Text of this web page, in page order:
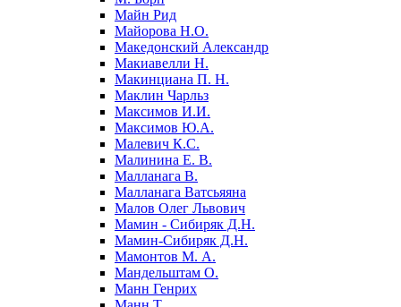
Майн Рид
Майорова Н.О.
Македонский Александр
Макиавелли Н.
Макинциана П. Н.
Маклин Чарльз
Максимов И.И.
Максимов Ю.А.
Малевич К.С.
Малинина Е. В.
Малланага В.
Малланага Ватсьяяна
Малов Олег Львович
Мамин - Сибиряк Д.Н.
Мамин-Сибиряк Д.Н.
Мамонтов М. А.
Мандельштам О.
Манн Генрих